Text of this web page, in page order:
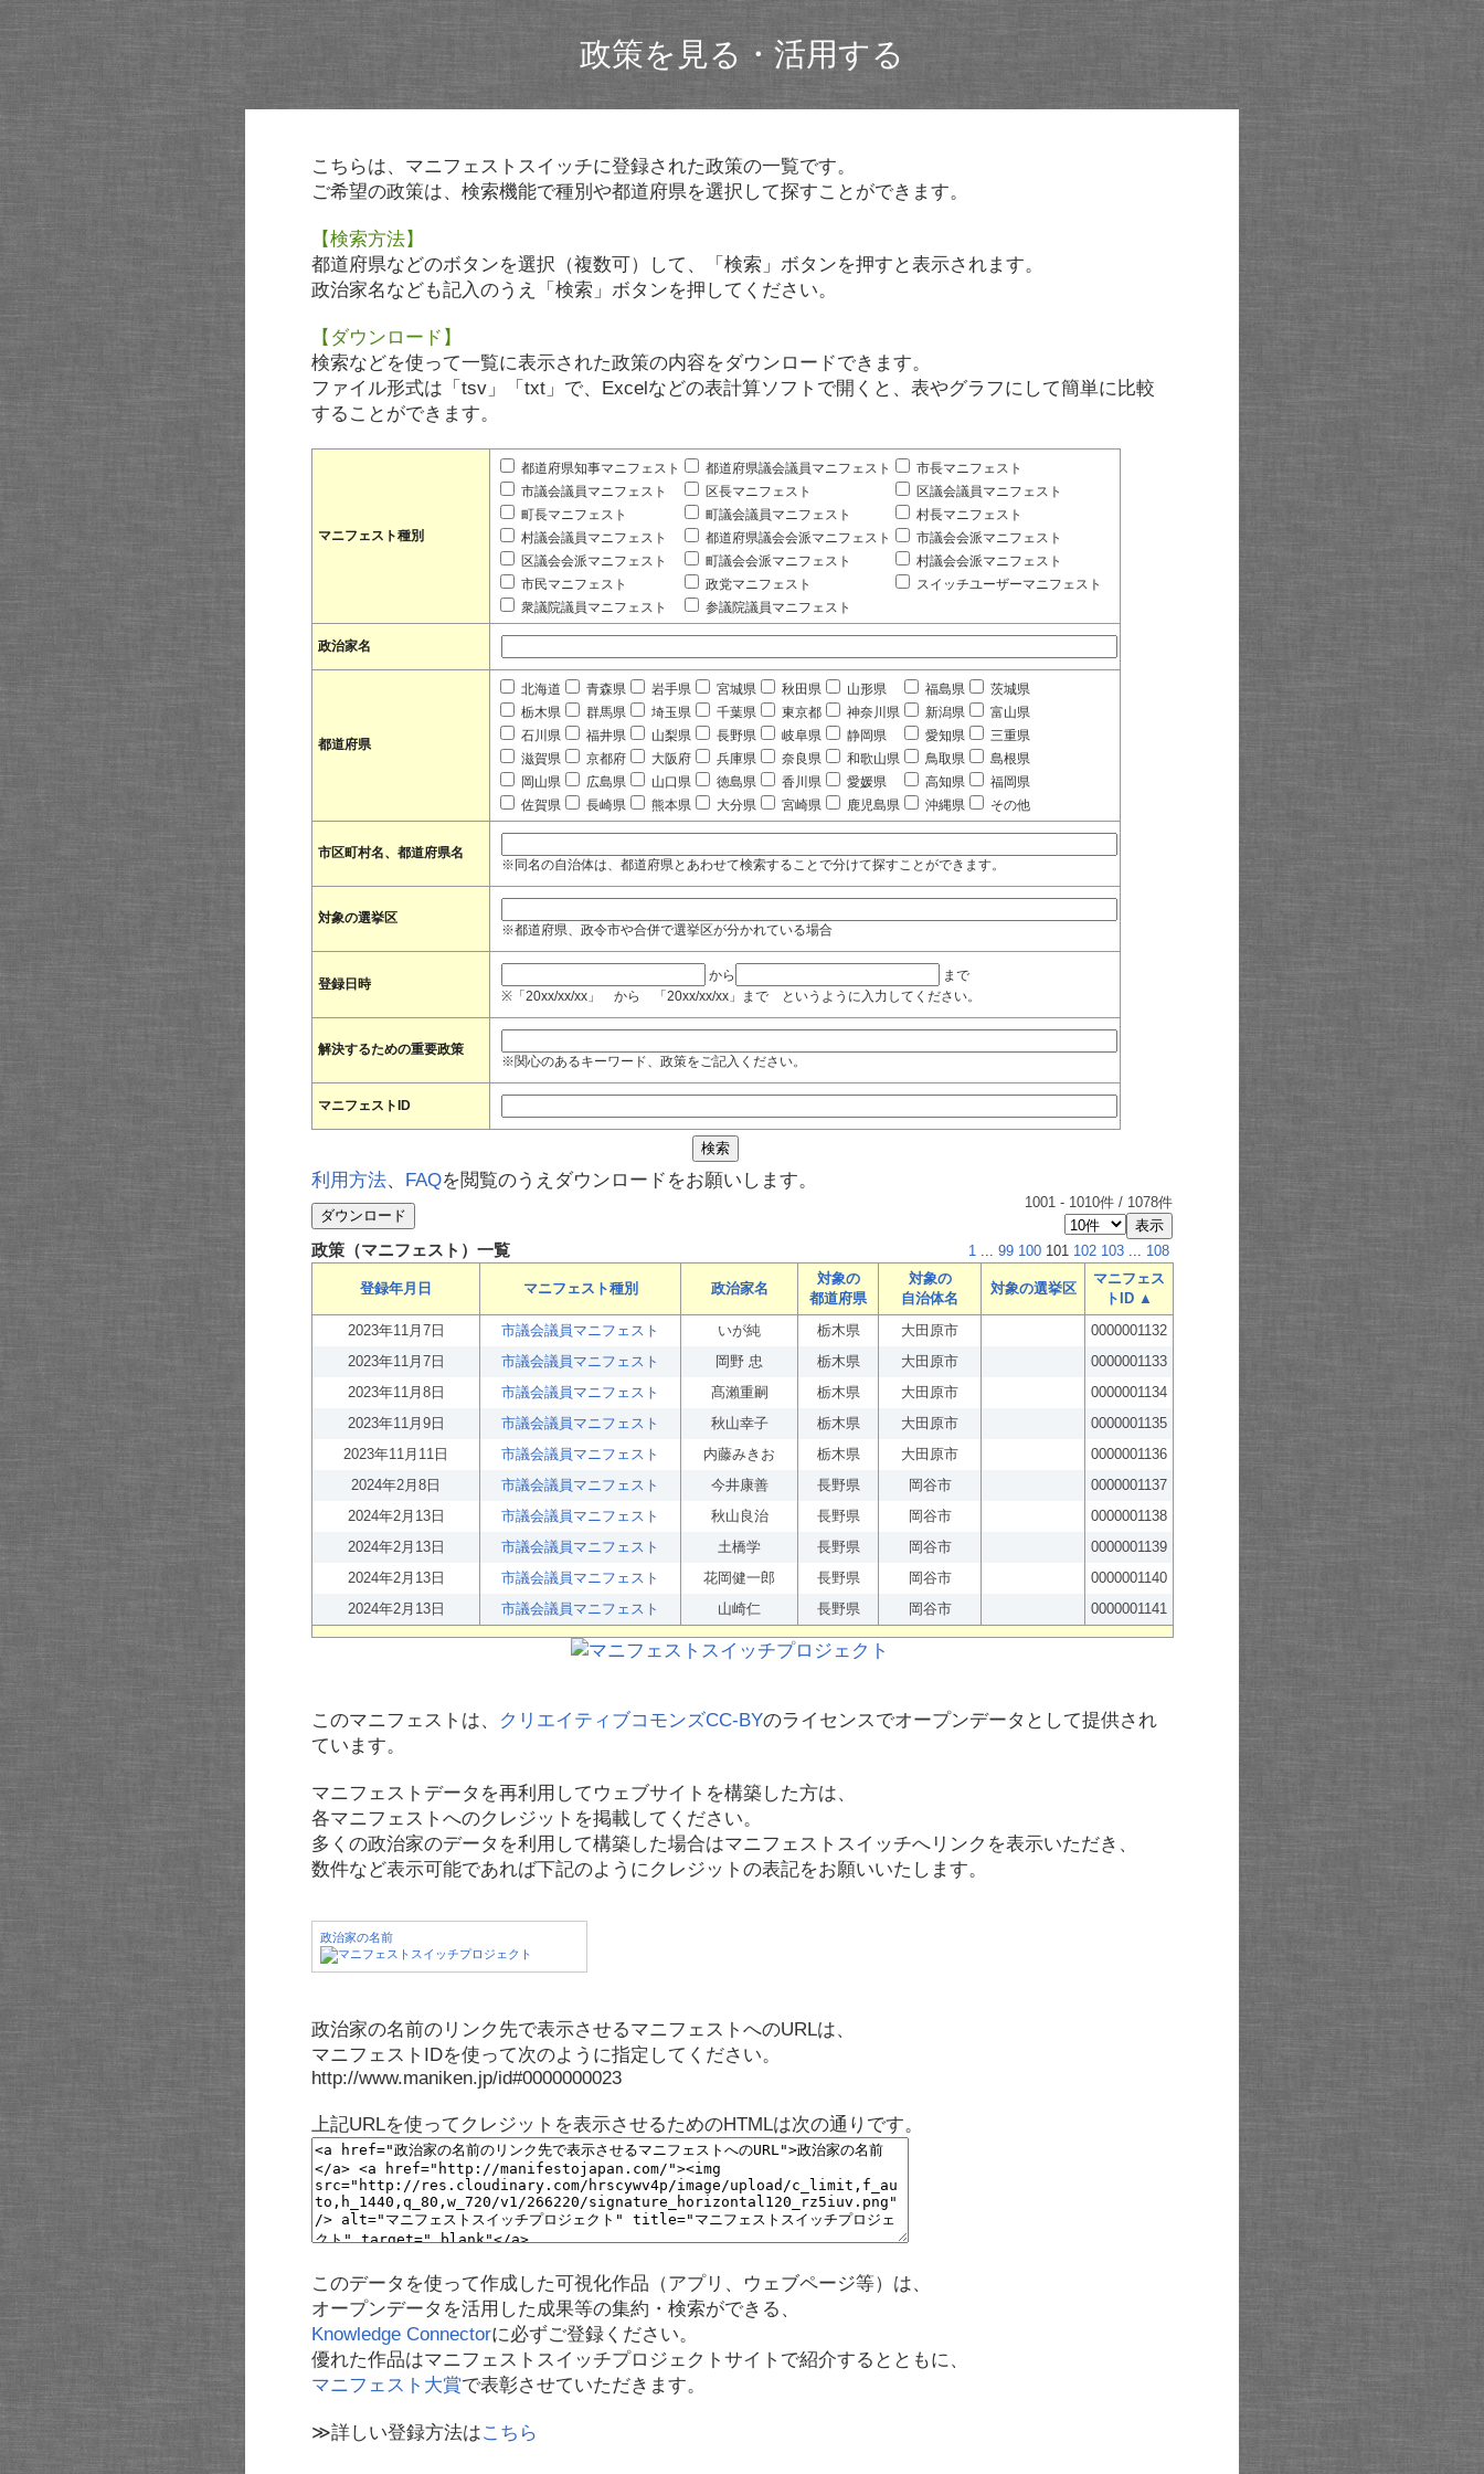
政策を見る・活用する
こちらは、マニフェストスイッチに登録された政策の一覧です。
ご希望の政策は、検索機能で種別や都道府県を選択して探すことができます。
【検索方法】
都道府県などのボタンを選択（複数可）して、「検索」ボタンを押すと表示されます。
政治家名なども記入のうえ「検索」ボタンを押してください。
【ダウンロード】
検索などを使って一覧に表示された政策の内容をダウンロードできます。
ファイル形式は「tsv」「txt」で、Excelなどの表計算ソフトで開くと、表やグラフにして簡単に比較
することができます。
マニフェスト種別
都道府県知事マニフェスト 都道府県議会議員マニフェスト
市長マニフェスト
市議会議員マニフェスト
区長マニフェスト
区議会議員マニフェスト
町長マニフェスト
町議会議員マニフェスト
村長マニフェスト
村議会議員マニフェスト
都道府県議会会派マニフェスト
市議会会派マニフェスト
区議会会派マニフェスト
町議会会派マニフェスト
村議会会派マニフェスト
市民マニフェスト
政党マニフェスト
スイッチユーザーマニフェスト
衆議院議員マニフェスト
参議院議員マニフェスト
政治家名
都道府県
北海道 青森県 岩手県 宮城県 秋田県 山形県 福島県
茨城県
栃木県
群馬県 埼玉県 千葉県 東京都 神奈川県 新潟県
富山県
石川県
福井県 山梨県 長野県 岐阜県 静岡県 愛知県
三重県
滋賀県
京都府 大阪府 兵庫県 奈良県 和歌山県 鳥取県
島根県
岡山県
広島県 山口県 徳島県 香川県 愛媛県 高知県
福岡県
佐賀県
長崎県 熊本県 大分県 宮崎県 鹿児島県 沖縄県 その他
市区町村名、都道府県名
※同名の自治体は、都道府県とあわせて検索することで分けて探すことができます。
対象の選挙区
※都道府県、政令市や合併で選挙区が分かれている場合
登録日時
から
まで
※「20xx/xx/xx」 から 「20xx/xx/xx」まで というように入力してください。
解決するための重要政策
※関心のあるキーワード、政策をご記入ください。
マニフェストID
利用方法、 FAQを閲覧のうえダウンロードをお願いします。
1001 - 1010件 / 1078件
政策（マニフェスト）一覧 1 ... 99 100 101 102 103 ... 108
登録年月日 マニフェスト種別 政治家名
対象の
都道府県
対象の
自治体名
対象の選挙区
マニフェス
トID ▲
2023年11月7日
市議会議員マニフェスト いが純 栃木県 大田原市
0000001132
2023年11月7日
市議会議員マニフェスト 岡野 忠 栃木県 大田原市
0000001133
2023年11月8日
市議会議員マニフェスト 髙瀨重嗣 栃木県 大田原市
0000001134
2023年11月9日
市議会議員マニフェスト 秋山幸子 栃木県 大田原市
0000001135
2023年11月11日
市議会議員マニフェスト 内藤みきお 栃木県 大田原市
0000001136
2024年2月8日
市議会議員マニフェスト 今井康善 長野県 岡谷市
0000001137
2024年2月13日
市議会議員マニフェスト 秋山良治 長野県 岡谷市
0000001138
2024年2月13日
市議会議員マニフェスト 土橋学 長野県 岡谷市
0000001139
2024年2月13日
市議会議員マニフェスト 花岡健一郎 長野県 岡谷市
0000001140
2024年2月13日
市議会議員マニフェスト 山崎仁 長野県 岡谷市 0000001141
このマニフェストは、 クリエイティブコモンズCC-BYのライセンスでオープンデータとして提供され
ています。
マニフェストデータを再利用してウェブサイトを構築した方は、
各マニフェストへのクレジットを掲載してください。
多くの政治家のデータを利用して構築した場合はマニフェストスイッチへリンクを表示いただき、
数件など表示可能であれば下記のようにクレジットの表記をお願いいたします。
政治家の名前
政治家の名前のリンク先で表示させるマニフェストへのURLは、
マニフェストIDを使って次のように指定してください。
http://www.maniken.jp/id#0000000023
上記URLを使ってクレジットを表示させるためのHTMLは次の通りです。
このデータを使って作成した可視化作品（アプリ、ウェブページ等）は、
オープンデータを活用した成果等の集約・検索ができる、
Knowledge Connectorに必ずご登録ください。
優れた作品はマニフェストスイッチプロジェクトサイトで紹介するとともに、
マニフェスト大賞で表彰させていただきます。
≫詳しい登録方法はこちら